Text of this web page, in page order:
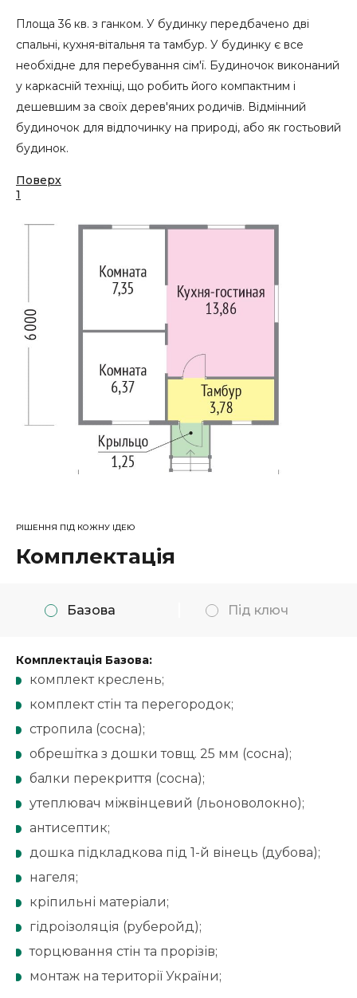
Площа 36 кв. з ганком. У будинку передбачено дві
спальні, кухня-вітальня та тамбур. У будинку є все
необхідне для перебування сім'ї. Будиночок виконаний
у каркасній техніці, що робить його компактним і
дешевшим за своїх дерев'яних родичів. Відмінний
будиночок для відпочинку на природі, або як гостьовий
будинок.
Поверх
1
РІШЕННЯ ПІД КОЖНУ ІДЕЮ
Комплектація
Базова Під ключ
Комплектація Базова:
комплект креслень;
комплект стін та перегородок;
стропила (сосна);
обрешітка з дошки товщ. 25 мм (сосна);
балки перекриття (сосна);
утеплювач міжвінцевий (льоноволокно);
антисептик;
дошка підкладкова під 1-й вінець (дубова);
нагеля;
кріпильні матеріали;
гідроізоляція (руберойд);
торцювання стін та прорізів;
монтаж на території України;